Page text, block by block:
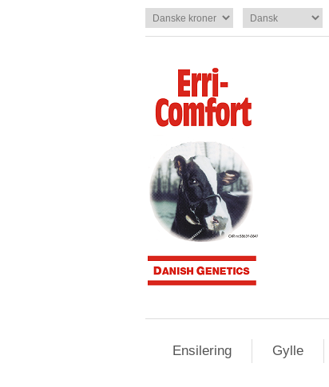
Ensilering Gylle